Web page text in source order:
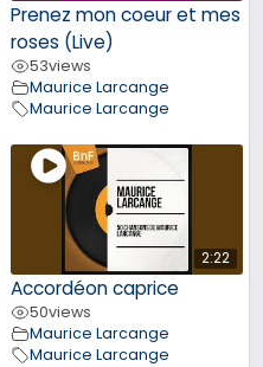
Prenez mon coeur et mes
roses (Live)
53views
Maurice Larcange
Maurice Larcange
2:22
Accordéon caprice
50views
Maurice Larcange
Maurice Larcange